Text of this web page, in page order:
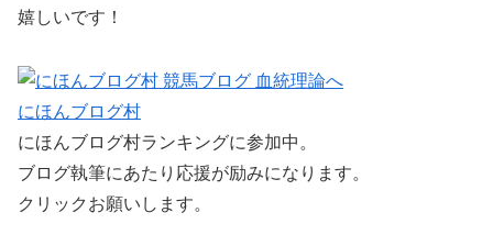
嬉しいです！
にほんブログ村
にほんブログ村ランキングに参加中。
ブログ執筆にあたり応援が励みになります。
クリックお願いします。